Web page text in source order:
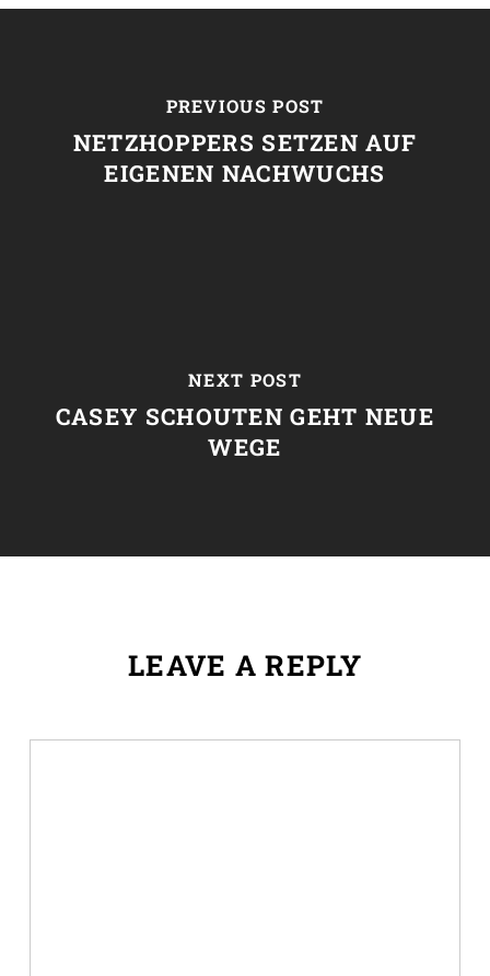
PREVIOUS POST
NETZHOPPERS SETZEN AUF
EIGENEN NACHWUCHS
NEXT POST
CASEY SCHOUTEN GEHT NEUE
WEGE
LEAVE A REPLY